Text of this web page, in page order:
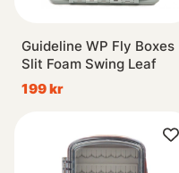
Guideline WP Fly Boxes
Slit Foam Swing Leaf
199 kr